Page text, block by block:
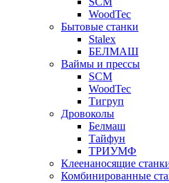
WoodTec
Бытовые станки
Stalex
БЕЛМАШ
Ваймы и прессы
SCM
WoodTec
Тигруп
Дровоколы
Белмаш
Тайфун
ТРИУМФ
Клеенаносящие
Комбинированные